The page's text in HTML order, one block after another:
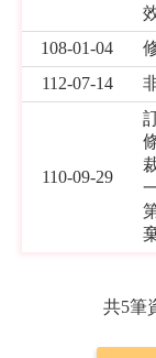
108-01-04
112-07-14
110-09-29
共5筆